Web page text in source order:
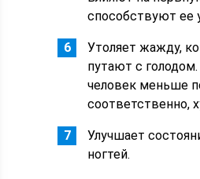
способствуют ее
Утоляет жажду,
путают с
человек меньше
соответственно,
Улучшает
ногтей.